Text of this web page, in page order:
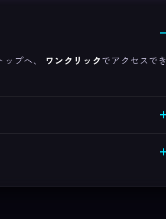
プへ、 ワンクリックでアクセスでき